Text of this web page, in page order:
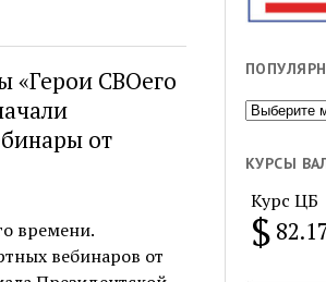
«Герои СВОего
от
времени.
вебинаров от
месяц
КУРСЫ
Курс ЦБ
$